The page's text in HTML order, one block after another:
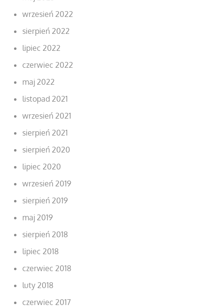
wrzesień 2022
sierpień 2022
lipiec 2022
czerwiec 2022
maj 2022
listopad 2021
wrzesień 2021
sierpień 2021
sierpień 2020
lipiec 2020
wrzesień 2019
sierpień 2019
maj 2019
sierpień 2018
lipiec 2018
czerwiec 2018
luty 2018
czerwiec 2017